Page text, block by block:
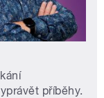
příběhy.